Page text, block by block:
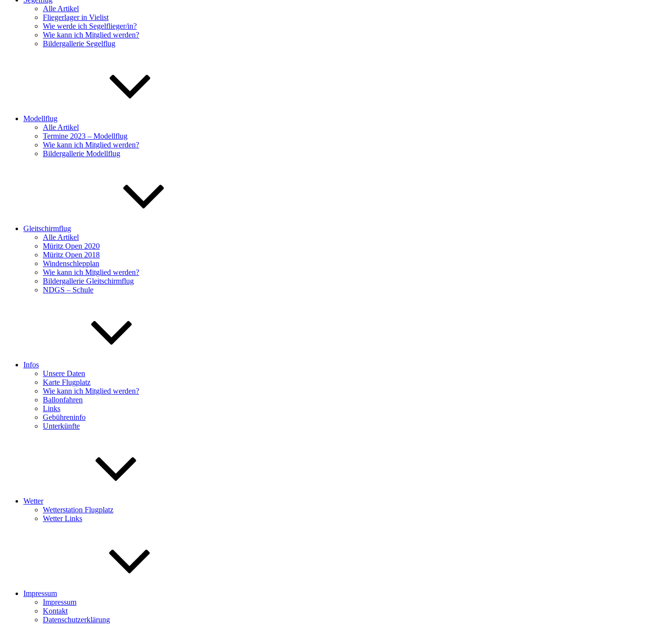
Alle Artikel
Fliegerlager in Vielist
Wie werde ich Segelflieger/in?
Wie kann ich Mitglied werden?
Bildergallerie Segelflug
Modellflug
Alle Artikel
Termine 2023 – Modellflug
Wie kann ich Mitglied werden?
Bildergallerie Modellflug
Gleitschirmflug
Alle Artikel
Müritz Open 2020
Müritz Open 2018
Windenschlepplan
Wie kann ich Mitglied werden?
Bildergallerie Gleitschirmflug
NDGS – Schule
Infos
Unsere Daten
Karte Flugplatz
Wie kann ich Mitglied werden?
Ballonfahren
Links
Gebühreninfo
Unterkünfte
Wetter
Wetterstation Flugplatz
Wetter Links
Impressum
Impressum
Kontakt
Datenschutzerklärung